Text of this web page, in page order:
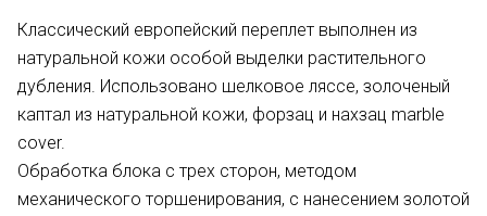
Классический европейский переплет выполнен из
натуральной кожи особой выделки растительного
дубления. Использовано шелковое ляссе, золоченый
каптал из натуральной кожи, форзац и нахзац marble
cover.
Обработка блока с трех сторон, методом
механического торшенирования, с нанесением золотой